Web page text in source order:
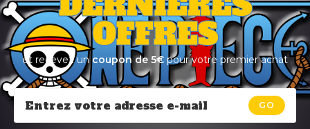
OFFRES
et recevez un coupon de 5€ pour votre premier achat
GO